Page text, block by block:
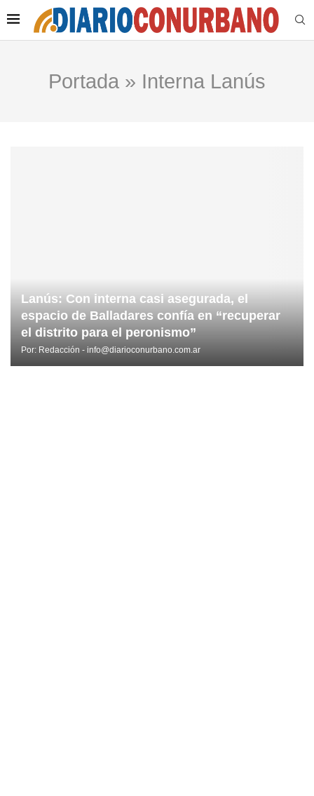
Portada » Interna Lanús
Lanús: Con interna casi asegurada, el
espacio de Balladares confía en “recuperar
el distrito para el peronismo”
Por: Redacción - info@diarioconurbano.com.ar